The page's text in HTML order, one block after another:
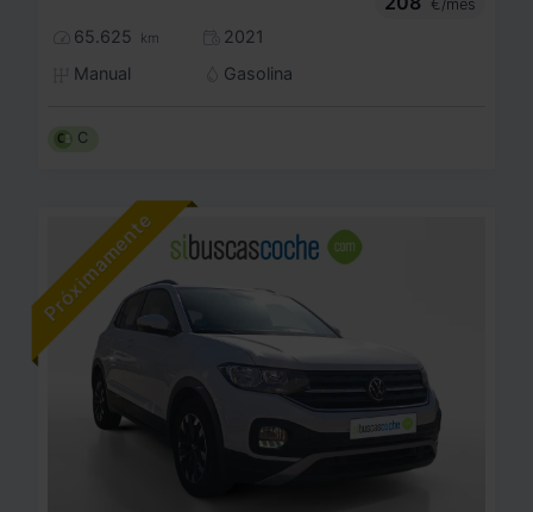
65.625 km
2021
Manual
Gasolina
€/mes
C